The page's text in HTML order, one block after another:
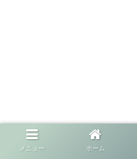
メニュー ホーム